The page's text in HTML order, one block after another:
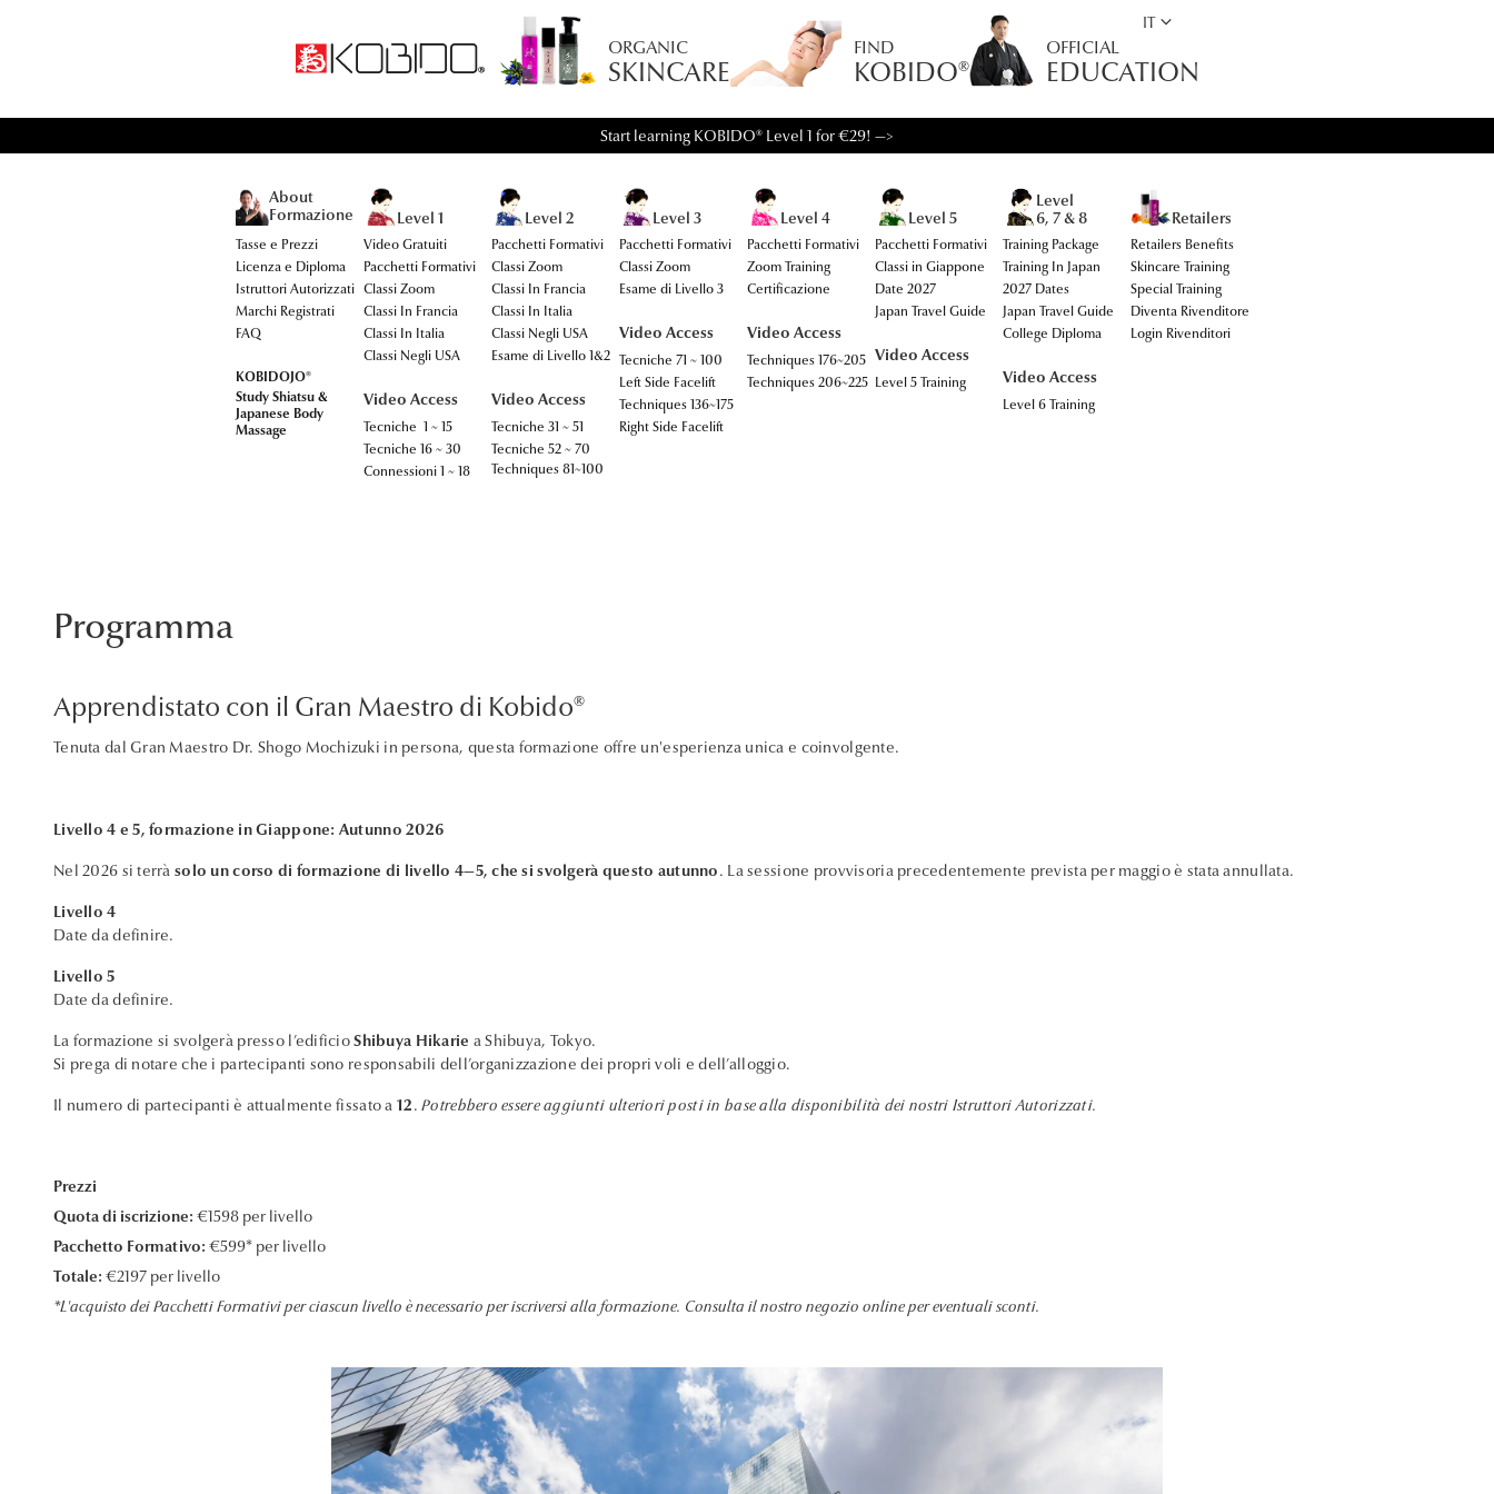
ITkeyboard_arrow_down
ORGANIC
SKINCARE
FIND
KOBIDO®
OFFICIAL
EDUCATION
Start learning KOBIDO® Level 1 for €29! —>
About
Formazione
Tasse e Prezzi
Licenza e Diploma
Istruttori Autorizzati
Marchi Registrati
FAQ
KOBIDOJO®
Study Shiatsu &
Japanese Body
Massage
Level 1
Video Gratuiti
Pacchetti Formativi
Classi Zoom
Classi In Francia
Classi In Italia
Classi Negli USA
Video Access
Tecniche 1 ~ 15
Tecniche 16 ~ 30
Connessioni 1 ~ 18
Level 2
Pacchetti Formativi
Classi Zoom
Classi In Francia
Classi In Italia
Classi Negli USA
Esame di Livello 1&2
Video Access
Tecniche 31 ~ 51
Tecniche 52 ~ 70
Techniques 81~100
Level 3
Pacchetti Formativi
Classi Zoom
Esame di Livello 3
Video Access
Tecniche 71 ~ 100
Left Side Facelift
Techniques 136~175
Right Side Facelift
Level 4
Pacchetti Formativi
Zoom Training
Certificazione
Video Access
Techniques 176~205
Techniques 206~225
Level 5
Pacchetti Formativi
Classi in Giappone
Date 2027
Japan Travel Guide
Video Access
Level 5 Training
Level
6, 7 & 8
Training Package
Training In Japan
2027 Dates
Japan Travel Guide
College Diploma
Video Access
Level 6 Training
Retailers
Retailers Benefits
Skincare Training
Special Training
Diventa Rivenditore
Login Rivenditori
Programma
Apprendistato con il Gran Maestro di Kobido®
Tenuta dal Gran Maestro Dr. Shogo Mochizuki in persona, questa formazione offre un'esperienza unica e coinvolgente.
Livello 4 e 5, formazione in Giappone: Autunno 2026
Nel 2026 si terràsolo un corso di formazione di livello 4—5, che si svolgerà questo autunno. La sessione provvisoria precedentemente prevista per maggio è stata annullata.
Livello 4
Date da definire.
Livello 5
Date da definire.
La formazione si svolgerà presso l’edificioShibuya Hikarie a Shibuya, Tokyo.
Si prega di notare che i partecipanti sono responsabili dell’organizzazione dei propri voli e dell’alloggio.
Il numero di partecipanti è attualmente fissato a 12.Potrebbero essere aggiunti ulteriori posti in base alla disponibilità dei nostri Istruttori Autorizzati.
Prezzi
Quota di iscrizione: €1598 per livello
Pacchetto Formativo: €599* per livello
Totale: €2197 per livello
*L'acquisto dei Pacchetti Formativi per ciascun livello è necessario per iscriversi alla formazione. Consulta il nostro negozio online per eventuali sconti.